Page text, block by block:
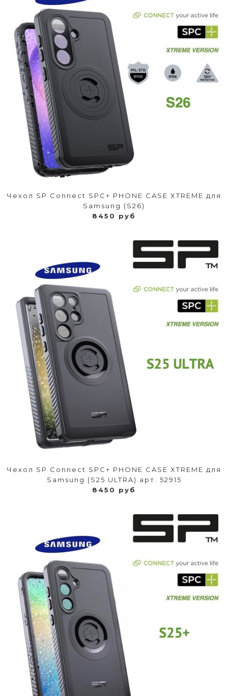
Чехол SP Connect SPC+ PHONE CASE XTREME для
Samsung (S26)
8450 руб
Чехол SP Connect SPC+ PHONE CASE XTREME для
Samsung (S25 ULTRA) арт. 52915
8450 руб